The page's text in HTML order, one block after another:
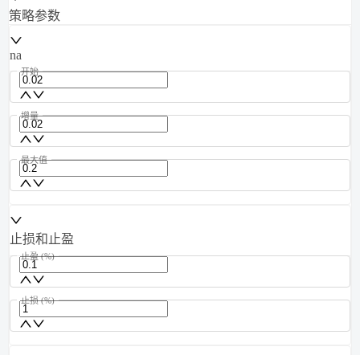
策略参数
na
开始
增量
最大值
止损和止盈
止盈 (%)
止损 (%)